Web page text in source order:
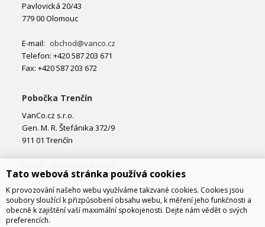
Pavlovická 20/43
779 00 Olomouc
E-mail: obchod@vanco.cz
Telefon: +420 587 203 671
Fax: +420 587 203 672
Pobočka Trenčín
VanCo.cz s.r.o.
Gen. M. R. Štefánika 372/9
911 01 Trenčín
Telefon: +421 32 877 74 02
Tato webová stránka používá cookies
K provozování našeho webu využíváme takzvané cookies. Cookies jsou
soubory sloužící k přizpůsobení obsahu webu, k měření jeho funkčnosti a
obecně k zajištění vaší maximální spokojenosti. Dejte nám vědět o svých
preferencích.